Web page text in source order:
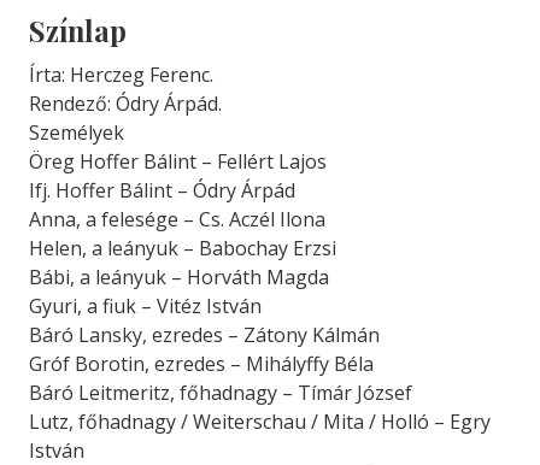
Színlap
Írta: Herczeg Ferenc.
Rendező: Ódry Árpád.
Személyek
Öreg Hoffer Bálint – Fellért Lajos
Ifj. Hoffer Bálint – Ódry Árpád
Anna, a felesége – Cs. Aczél Ilona
Helen, a leányuk – Babochay Erzsi
Bábi, a leányuk – Horváth Magda
Gyuri, a fiuk – Vitéz István
Báró Lansky, ezredes – Zátony Kálmán
Gróf Borotin, ezredes – Mihályffy Béla
Báró Leitmeritz, főhadnagy – Tímár József
Lutz, főhadnagy / Weiterschau / Mita / Holló – Egry
István